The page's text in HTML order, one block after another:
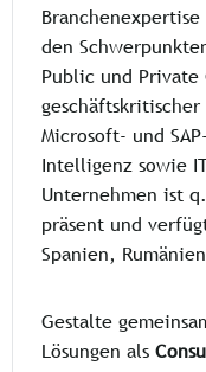
den
Public und
geschäftskritischer
Microsoft- und
Intelligenz sowie
Unternehmen ist
präsent und
Spanien,
Gestalte
Lösungen als